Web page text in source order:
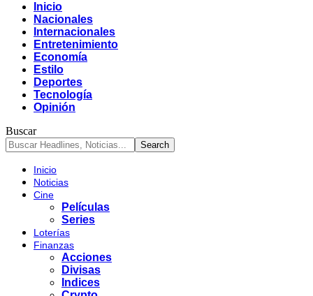
Inicio
Nacionales
Internacionales
Entretenimiento
Economía
Estilo
Deportes
Tecnología
Opinión
Buscar
Inicio
Noticias
Cine
Películas
Series
Loterías
Finanzas
Acciones
Divisas
Indices